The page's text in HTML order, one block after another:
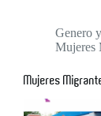
Genero
Mujeres
Mujeres